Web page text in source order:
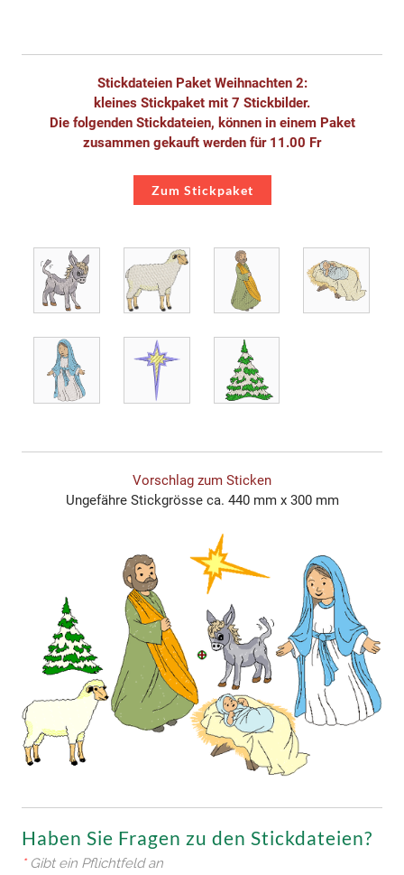
Stickdateien Paket Weihnachten 2:
kleines Stickpaket mit 7 Stickbilder.
Die folgenden Stickdateien, können in einem Paket
zusammen gekauft werden für 11.00 Fr
Zum Stickpaket
Vorschlag zum Sticken
Ungefähre Stickgrösse ca. 440 mm x 300 mm
Haben Sie Fragen zu den Stickdateien?
*Gibt ein Pflichtfeld an